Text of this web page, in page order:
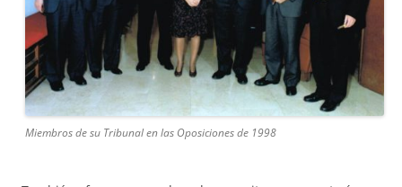
Miembros de su Tribunal en las Oposiciones de 1998